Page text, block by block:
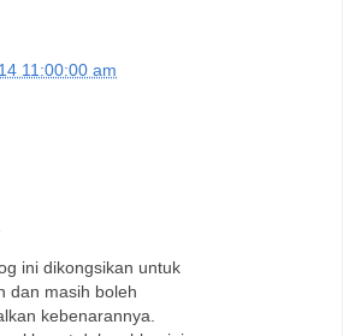
11:00:00 am
ini dikongsikan untuk
dan masih boleh
kebenarannya.